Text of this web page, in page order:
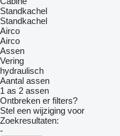
Standkachel
Standkachel
Airco
Airco
Assen
Vering
hydraulisch
Aantal assen
1 as 2 assen
Ontbreken er filters?
Stel een wijziging voor
Zoekresultaten:
-